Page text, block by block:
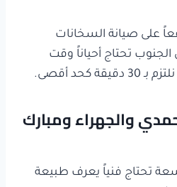
على صيانة السخانات
الجنوب تحتاج أحياناً وقت
كحد أقصى.
والجهراء ومبارك
تحتاج فنياً يعرف طبيعة